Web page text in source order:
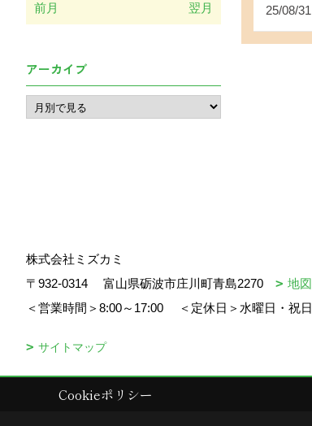
25/08/31
前月 翌月
アーカイブ
株式会社ミズカミ
〒932-0314
富山県砺波市庄川町青島2270 地図
＜営業時間＞8:00～17:00
＜定休日＞水曜日・祝日
サイトマップ
Copyright (c) mizukami. All Rights Reserved.
Cookieポリシー